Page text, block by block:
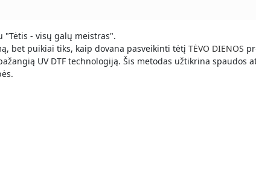
"Tėtis - visų galų meistras".
bet puikiai tiks, kaip dovana pasveikinti tėtį TĖVO DIENOS
UV DTF technologiją. Šis metodas užtikrina